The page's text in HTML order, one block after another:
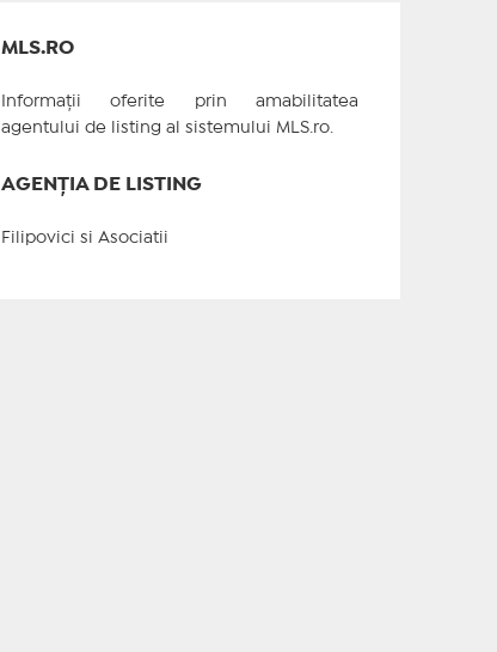
MLS.RO
Informații oferite prin amabilitatea
agentului de listing al sistemului MLS.ro.
AGENȚIA DE LISTING
Filipovici si Asociatii